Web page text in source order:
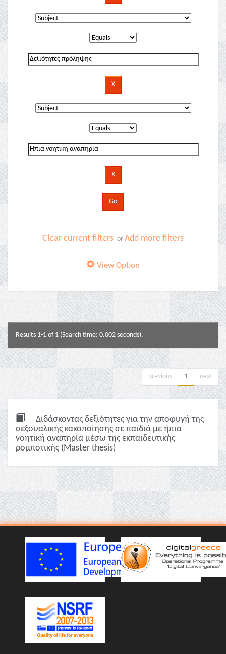
Clear current filters or Add more filters
View Option
Results 1-1 of 1 (Search time: 0.002 seconds).
previous 1 next
Διδάσκοντας δεξιότητες για την αποφυγή της
σεξουαλικής κακοποίησης σε παιδιά με ήπια
νοητική αναπηρία μέσω της εκπαιδευτικής
ρομποτικής (Master thesis)